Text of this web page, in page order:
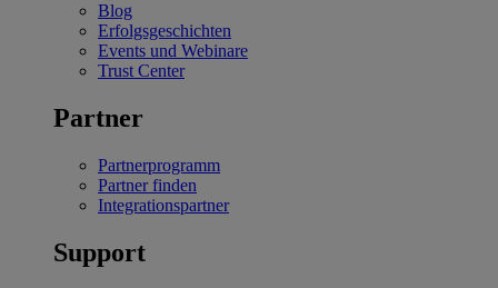
Blog
Erfolgsgeschichten
Events und Webinare
Trust Center
Partner
Partnerprogramm
Partner finden
Integrationspartner
Support